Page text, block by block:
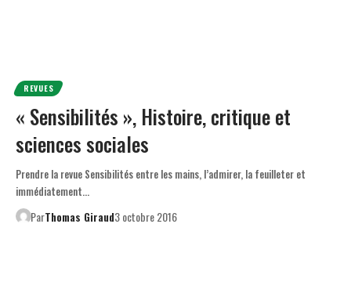
REVUES
« Sensibilités », Histoire, critique et
sciences sociales
Prendre la revue Sensibilités entre les mains, l’admirer, la feuilleter et
immédiatement…
ParThomas Giraud3 octobre 2016